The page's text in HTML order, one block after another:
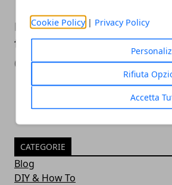
Cookie Policy | Privacy Policy
Rifiuta
Accetta
Porta pannolini da borsa
fotografico
07/12/2016
CATEGORIE
Blog
DIY & How To